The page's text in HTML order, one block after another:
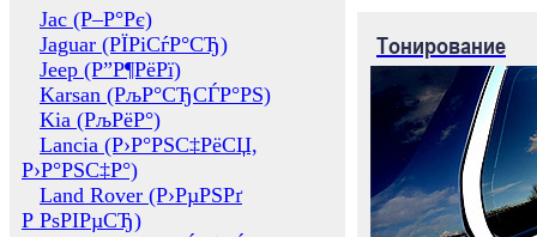
Jac (Р–Р°Рє)
Jaguar (РЇРіСѓР°СЂ)
Jeep (Р”Р¶РёРї)
Karsan (РљР°СЂСЃР°РЅ)
Kia (РљРёР°)
Lancia (Р›Р°РЅС‡РёСЏ,
Р›Р°РЅС‡Р°)
Land Rover (Р›РµРЅРґ
Р РѕРІРµСЂ)
Тонирование